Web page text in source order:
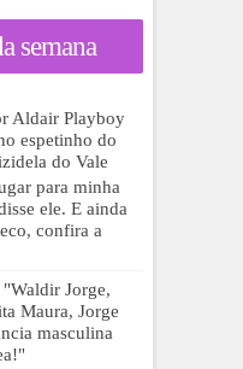
semana
Aldair Playboy
espetinho do
do Vale
para minha
ele. E ainda
confira a
Jorge,
Maura, Jorge
masculina